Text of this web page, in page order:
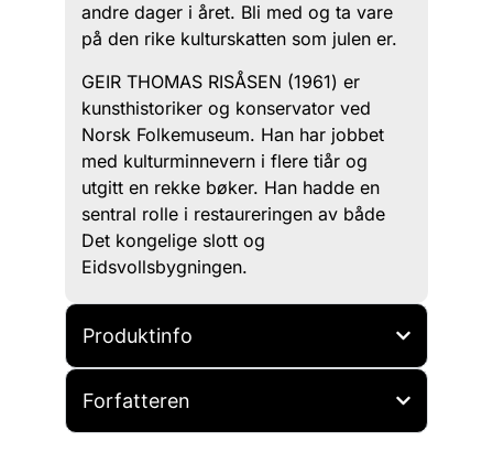
andre dager i året. Bli med og ta vare
på den rike kulturskatten som julen er.
GEIR THOMAS RISÅSEN (1961) er
kunsthistoriker og konservator ved
Norsk Folkemuseum. Han har jobbet
med kulturminnevern i flere tiår og
utgitt en rekke bøker. Han hadde en
sentral rolle i restaureringen av både
Det kongelige slott og
Eidsvollsbygningen.
Produktinfo
Forfatteren